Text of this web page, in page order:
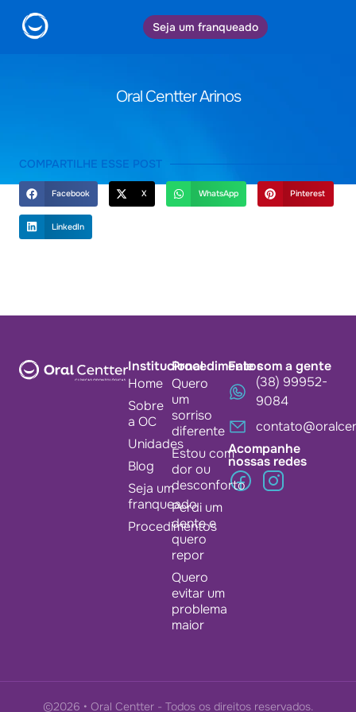
Seja um franqueado
Oral Centter Arinos
COMPARTILHE ESSE POST
Facebook X WhatsApp Pinterest
LinkedIn
Institucional
Home
Sobre
a OC
Unidades
Blog
Seja um
franqueado
Procedimentos
Procedimentos
Quero
um
sorriso
diferente
Estou com
dor ou
desconforto
Perdi um
dente e
quero
repor
Quero
evitar um
problema
maior
Fale com a gente
(38) 99952-
9084
Acompanhe
nossas redes
©2026 • Oral Centter - Todos os direitos reservados.